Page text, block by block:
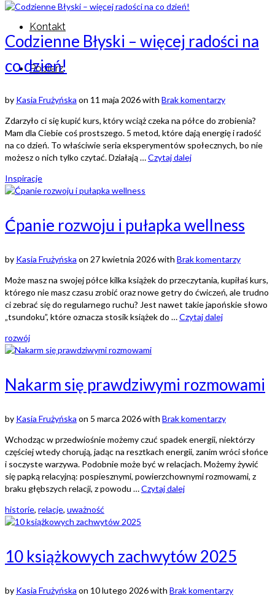
Kontakt
Pobierz
Codzienne Błyski – więcej radości na
co dzień!
by Kasia Frużyńska on 11 maja 2026with Brak komentarzy
Zdarzyło ci się kupić kurs, który wciąż czeka na półce do zrobienia?
Mam dla Ciebie coś prostszego. 5 metod, które dają energię i radość
na co dzień. To właściwie seria eksperymentów społecznych, bo nie
możesz o nich tylko czytać. Działają …Czytaj dalej
Inspiracje
Ćpanie rozwoju i pułapka wellness
by Kasia Frużyńska on 27 kwietnia 2026with Brak komentarzy
Może masz na swojej półce kilka książek do przeczytania, kupiłaś kurs,
którego nie masz czasu zrobić oraz nowe getry do ćwiczeń, ale trudno
ci zebrać się do regularnego ruchu? Jest nawet takie japońskie słowo
„tsundoku”, które oznacza stosik książek do …Czytaj dalej
rozwój
Nakarm się prawdziwymi rozmowami
by Kasia Frużyńska on 5 marca 2026with Brak komentarzy
Wchodząc w przedwiośnie możemy czuć spadek energii, niektórzy
częściej wtedy chorują, jadąc na resztkach energii, zanim wróci słońce
i soczyste warzywa. Podobnie może być w relacjach. Możemy żywić
się papką relacyjną: pospiesznymi, powierzchownymi rozmowami, z
braku głębszych relacji, z powodu …Czytaj dalej
historie, relacje, uważność
10 książkowych zachwytów 2025
by Kasia Frużyńska on 10 lutego 2026with Brak komentarzy